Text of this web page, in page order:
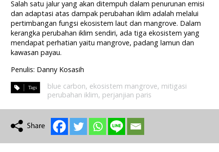
Salah satu jalur yang akan ditempuh dalam penurunan emisi
dan adaptasi atas dampak perubahan iklim adalah melalui
pertimbangan fungsi ekosistem laut dan mangrove. Dalam
kerangka perubahan iklim sendiri, ada tiga ekosistem yang
mendapat perhatian yaitu mangrove, padang lamun dan
kawasan payau.
Penulis: Danny Kosasih
blue carbon, ekosistem mangrove, mitigasi
perubahan iklim, perjanjian paris